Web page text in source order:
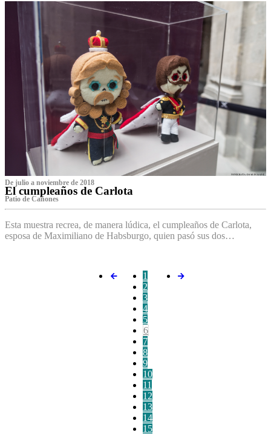
De julio a noviembre de 2018
El cumpleaños de Carlota
Patio de Cañones
Esta muestra recrea, de manera lúdica, el cumpleaños de Carlota,
esposa de Maximiliano de Habsburgo, quien pasó sus dos…
1
2
3
4
5
6
7
8
9
10
11
12
13
14
15